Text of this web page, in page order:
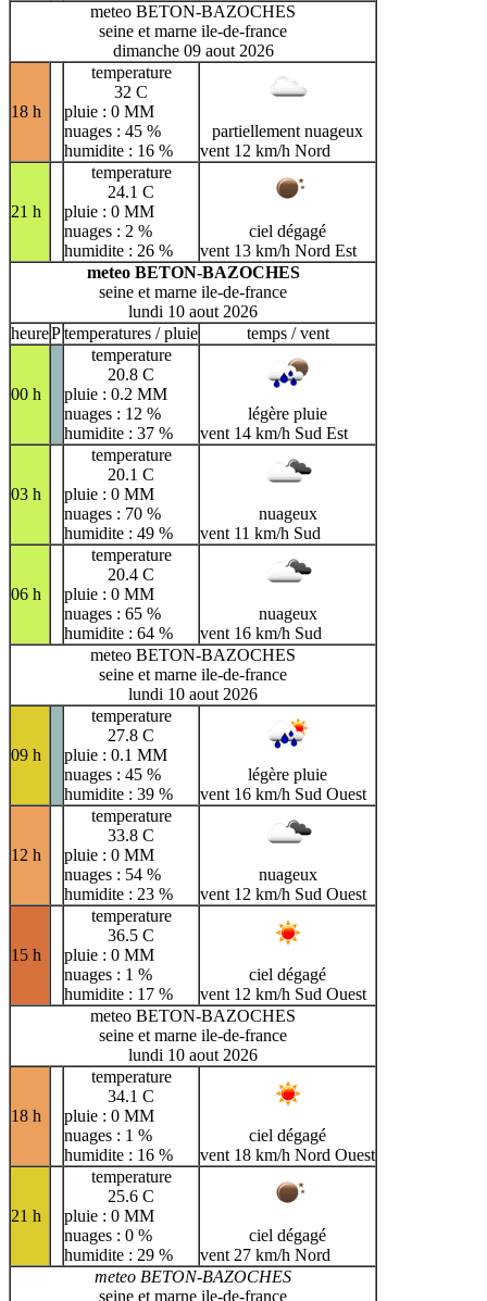
meteo BETON-BAZOCHES
seine et marne ile-de-france
dimanche 09 aout 2026
18 h
temperature
32 C
pluie : 0 MM
nuages : 45 %
humidite : 16 %
partiellement nuageux
vent 12 km/h Nord
21 h
temperature
24.1 C
pluie : 0 MM
nuages : 2 %
humidite : 26 %
ciel dégagé
vent 13 km/h Nord Est
meteo BETON-BAZOCHES
seine et marne ile-de-france
lundi 10 aout 2026
heurePtemperatures / pluie temps / vent
00 h
temperature
20.8 C
pluie : 0.2 MM
nuages : 12 %
humidite : 37 %
légère pluie
vent 14 km/h Sud Est
03 h
temperature
20.1 C
pluie : 0 MM
nuages : 70 %
humidite : 49 %
nuageux
vent 11 km/h Sud
06 h
temperature
20.4 C
pluie : 0 MM
nuages : 65 %
humidite : 64 %
nuageux
vent 16 km/h Sud
meteo BETON-BAZOCHES
seine et marne ile-de-france
lundi 10 aout 2026
09 h
temperature
27.8 C
pluie : 0.1 MM
nuages : 45 %
humidite : 39 %
légère pluie
vent 16 km/h Sud Ouest
12 h
temperature
33.8 C
pluie : 0 MM
nuages : 54 %
humidite : 23 %
nuageux
vent 12 km/h Sud Ouest
15 h
temperature
36.5 C
pluie : 0 MM
nuages : 1 %
humidite : 17 %
ciel dégagé
vent 12 km/h Sud Ouest
meteo BETON-BAZOCHES
seine et marne ile-de-france
lundi 10 aout 2026
18 h
temperature
34.1 C
pluie : 0 MM
nuages : 1 %
humidite : 16 %
ciel dégagé
vent 18 km/h Nord Ouest
21 h
temperature
25.6 C
pluie : 0 MM
nuages : 0 %
humidite : 29 %
ciel dégagé
vent 27 km/h Nord
meteo BETON-BAZOCHES
seine et marne ile-de-france